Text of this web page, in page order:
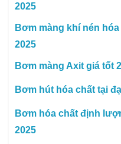
2025
Bơm màng khí nén
2025
Bơm màng Axit giá tốt
Bơm hút hóa chất tại
Bơm hóa chất định
2025